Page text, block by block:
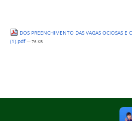
DOS PREENCHIMENTO DAS VAGAS OCIOSAS E
(1).pdf— 76 KB